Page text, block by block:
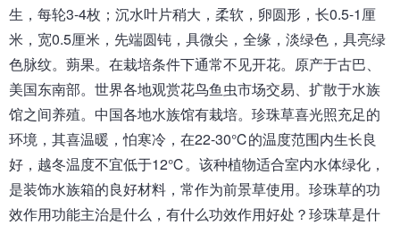
生，每轮3-4枚；沉水叶片稍大，柔软，卵圆形，长0.5-1厘
米，宽0.5厘米，先端圆钝，具微尖，全缘，淡绿色，具亮绿
色脉纹。蒴果。在栽培条件下通常不见开花。原产于古巴、
美国东南部。世界各地观赏花鸟鱼虫市场交易、扩散于水族
馆之间养殖。中国各地水族馆有栽培。珍珠草喜光照充足的
环境，其喜温暖，怕寒冷，在22-30℃的温度范围内生长良
好，越冬温度不宜低于12℃。该种植物适合室内水体绿化，
是装饰水族箱的良好材料，常作为前景草使用。珍珠草的功
效作用功能主治是什么，有什么功效作用好处？珍珠草是什